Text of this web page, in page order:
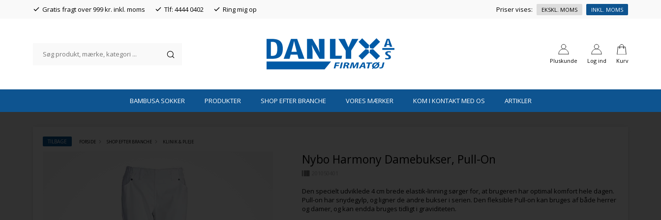
Gratis fragt over 999 kr. inkl. moms Tlf: 4444 0402 Ring mig op Priser vises: EKSKL. MOMS INKL. MOMS
Pluskunde Log ind Kurv
BAMBUSA SOKKER PRODUKTER SHOP EFTER BRANCHE VORES MÆRKER KOM I KONTAKT MED OS ARTIKLER
TILBAGE FORSIDE SHOP EFTER BRANCHE KLINIK & PLEJE
Nybo Harmony Damebukser, Pull-On
Den specielt udviklede 4 cm brede elastik-linning sørger for, at brugeren har optimal komfort hele dagen.
Pull-on har snydegylp, og ligner de andre bukser i serien. Den fleksible Pull-on kan bruges af både herrer
og damer, og kan endda bruges tidligt i graviditeten.